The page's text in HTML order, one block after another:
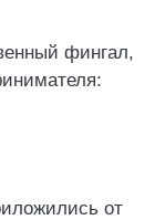
фингал,
от